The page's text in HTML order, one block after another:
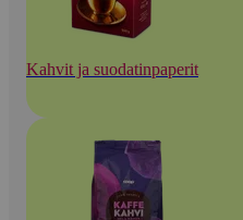
Kahvit ja suodatinpaperit